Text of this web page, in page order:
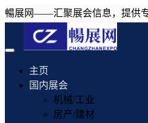
暢展网——汇聚展会信息，提供专
Toggle
navigation
主页
国内展会
机械/工业
房产/建材